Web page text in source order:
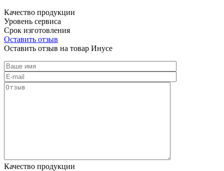
Качество продукции
Уровень сервиса
Срок изготовления
Оставить отзыв
Оставить отзыв на товар Инусе
Качество продукции